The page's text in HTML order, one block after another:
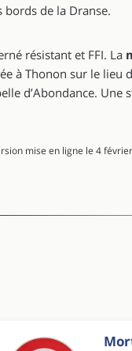
bords de la Dranse.
résistant et FFI. La
à Thonon sur le lieu
d’Abondance. Une
mise en ligne le 4